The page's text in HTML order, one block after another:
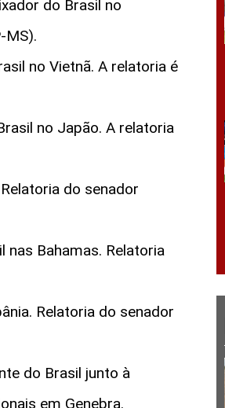
do Brasil no
MS).
no Vietnã. A relatoria é
no Japão. A relatoria
do senador
nas Bahamas. Relatoria
Relatoria do senador
do Brasil junto à
em Genebra.